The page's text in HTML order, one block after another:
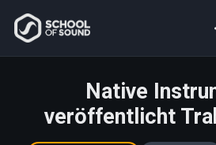
Native
veröffentlicht